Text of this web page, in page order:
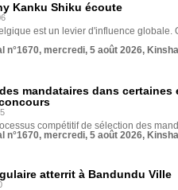
Kanku Shiku écoute
est un levier d'influence globale.
n°1670, mercredi, 5 août 2026,
mandataires dans
compétitif de sélection des
n°1670, mercredi, 5 août 2026,
atterrit à Bandundu Ville